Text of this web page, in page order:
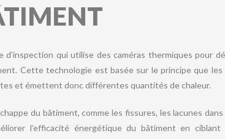
qui utilise des caméras thermiques pour
Cette technologie est basée sur le principe que
et émettent donc différentes quantités de chaleur.
du bâtiment, comme les fissures, les lacunes dans
l’efficacité énergétique du bâtiment en ciblant